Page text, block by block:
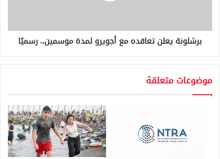
برشلونة يعلن تعاقده مع أجويرو لمدة موسمين.. رسميًا
موضوعات متعلقة